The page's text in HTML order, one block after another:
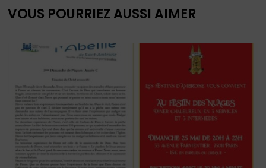
VOUS POURRIEZ AUSSI AIMER